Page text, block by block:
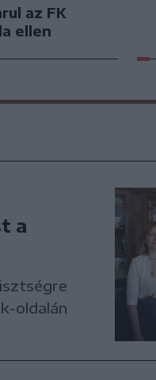
az FK
ellen
a
oldalán